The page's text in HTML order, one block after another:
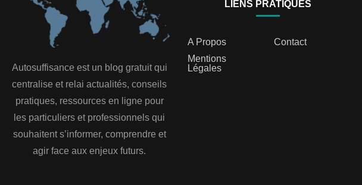
Autosuffisance est un blog gratuit qui
centralise et relai actualités, conseils
pratiques, ressources en ligne pour
les particuliers et professionnels qui
souhaitent s’informer, comprendre et
agir face aux enjeux futurs.
LIENS PRATIQUES
A Propos
Contact
Mentions
Légales